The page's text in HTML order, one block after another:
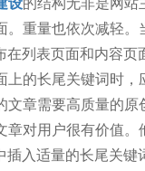
。重量也依次减轻。
列表页面和内容页
的长尾关键词时，
文章需要高质量的原
对用户很有价值。
入适量的长尾关键